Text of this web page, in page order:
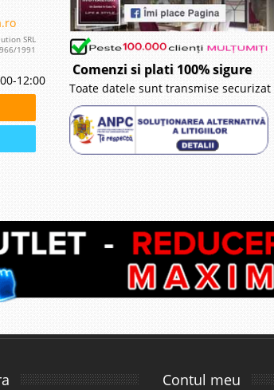
SRL
1991
12:00
Comenzi si plati 100% sigure
Toate datele sunt transmise securizat
Contul meu